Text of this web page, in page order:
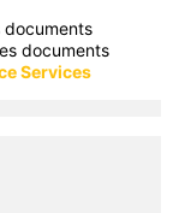
documents
documents
Services